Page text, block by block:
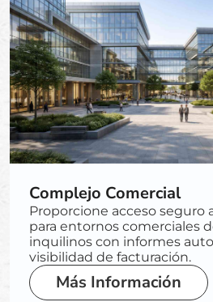
Complejo Comercial
Proporcione acceso seguro
para entornos comerciales
inquilinos con informes
visibilidad de facturación.
Más Información